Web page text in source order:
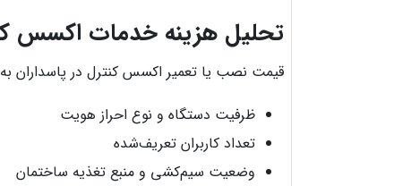
تحلیل هزینه خدمات اکسس
قیمت نصب یا تعمیر اکسس کنترل در پاسداران
ظرفیت دستگاه و نوع احراز هویت
تعداد کاربران تعریف‌شده
وضعیت سیم‌کشی و منبع تغذیه ساختمان